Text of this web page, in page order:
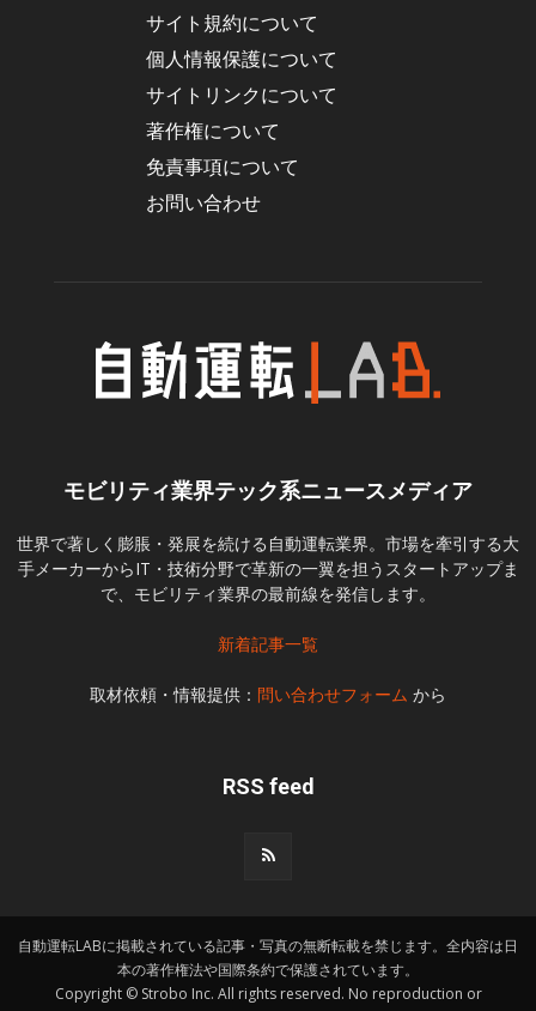
サイト規約について
個人情報保護について
サイトリンクについて
著作権について
免責事項について
お問い合わせ
モビリティ業界テック系ニュースメディア
世界で著しく膨脹・発展を続ける自動運転業界。市場を牽引する大
手メーカーからIT・技術分野で革新の一翼を担うスタートアップま
で、モビリティ業界の最前線を発信します。
新着記事一覧
取材依頼・情報提供： 問い合わせフォーム から
RSS feed
自動運転LABに掲載されている記事・写真の無断転載を禁じます。全内容は日
本の著作権法や国際条約で保護されています。
Copyright © Strobo Inc. All rights reserved. No reproduction or